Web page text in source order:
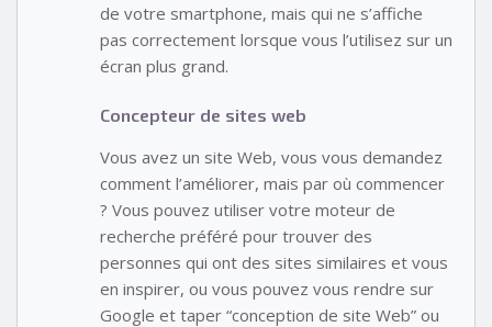
de votre smartphone, mais qui ne s’affiche
pas correctement lorsque vous l’utilisez sur un
écran plus grand.
Concepteur de sites web
Vous avez un site Web, vous vous demandez
comment l’améliorer, mais par où commencer
? Vous pouvez utiliser votre moteur de
recherche préféré pour trouver des
personnes qui ont des sites similaires et vous
en inspirer, ou vous pouvez vous rendre sur
Google et taper “conception de site Web” ou